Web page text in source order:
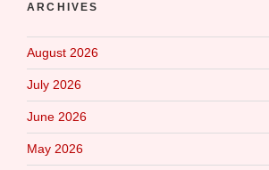
ARCHIVES
August 2026
July 2026
June 2026
May 2026